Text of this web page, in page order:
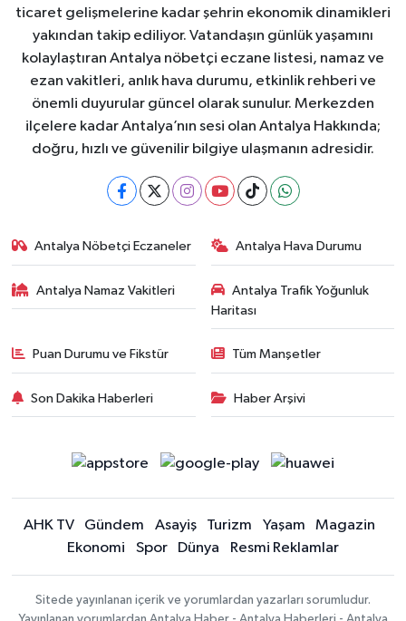
ticaret gelişmelerine kadar şehrin ekonomik dinamikleri
yakından takip ediliyor. Vatandaşın günlük yaşamını
kolaylaştıran Antalya nöbetçi eczane listesi, namaz ve
ezan vakitleri, anlık hava durumu, etkinlik rehberi ve
önemli duyurular güncel olarak sunulur. Merkezden
ilçelere kadar Antalya’nın sesi olan Antalya Hakkında;
doğru, hızlı ve güvenilir bilgiye ulaşmanın adresidir.
Antalya Nöbetçi Eczaneler Antalya Hava Durumu
Antalya Namaz Vakitleri
Antalya Trafik Yoğunluk
Haritası
Puan Durumu ve Fikstür Tüm Manşetler
Son Dakika Haberleri Haber Arşivi
AHK TV Gündem Asayiş Turizm Yaşam
Magazin
Ekonomi
Spor Dünya Resmi Reklamlar
Sitede yayınlanan içerik ve yorumlardan yazarları sorumludur.